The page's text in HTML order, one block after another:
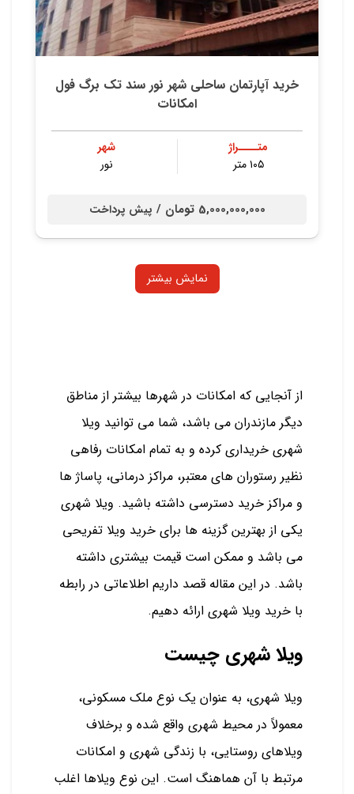
خرید آپارتمان ساحلی شهر نور سند تک برگ فول
امکانات
متــــراژ
۱۰۵ متر
شهر
نور
5,000,000,000 تومان / پیش پرداخت
نمایش بیشتر
از آنجایی که امکانات در شهرها بیشتر از مناطق
دیگر مازندران می باشد، شما می توانید ویلا
شهری خریداری کرده و به تمام امکانات رفاهی
نظیر رستوران های معتبر، مراکز درمانی، پاساژ ها
و مراکز خرید دسترسی داشته باشید. ویلا شهری
یکی از بهترین گزینه ها برای خرید ویلا تفریحی
می باشد و ممکن است قیمت بیشتری داشته
باشد. در این مقاله قصد داریم اطلاعاتی در رابطه
با خرید ویلا شهری ارائه دهیم.
ویلا شهری چیست
ویلا شهری، به عنوان یک نوع ملک مسکونی،
معمولاً در محیط شهری واقع شده و برخلاف
ویلاهای روستایی، با زندگی شهری و امکانات
مرتبط با آن هماهنگ است. این نوع ویلاها اغلب